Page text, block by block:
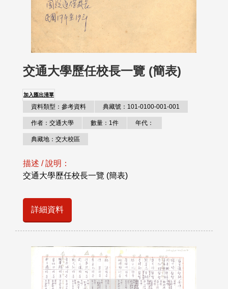
交通大學歷任校長一覽 (簡表)
加入匯出清單
資料類型：參考資料 典藏號：101-0100-001-001
作者：交通大學 數量：1件 年代：
典藏地：交大校區
描述 / 說明：
交通大學歷任校長一覽 (簡表)
詳細資料